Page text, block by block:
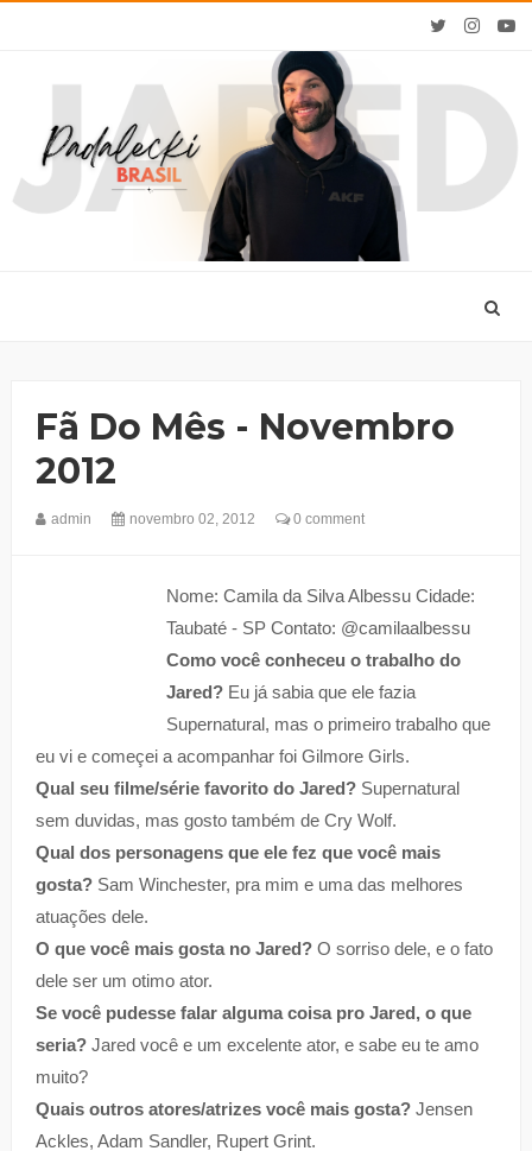
Fã Do Mês - Novembro
2012
admin novembro 02, 2012 0 comment
Nome: Camila da Silva Albessu Cidade:
Taubaté - SP Contato: @camilaalbessu
Como você conheceu o trabalho do
Jared?Eu já sabia que ele fazia
Supernatural, mas o primeiro trabalho que
eu vi e começei a acompanhar foi Gilmore Girls.
Qual seu filme/série favorito do Jared?Supernatural
sem duvidas, mas gosto também de Cry Wolf.
Qual dos personagens que ele fez que você mais
gosta?Sam Winchester, pra mim e uma das melhores
atuações dele.
O que você mais gosta no Jared?O sorriso dele, e o fato
dele ser um otimo ator.
Se você pudesse falar alguma coisa pro Jared, o que
seria?Jared você e um excelente ator, e sabe eu te amo
muito?
Quais outros atores/atrizes você mais gosta?Jensen
Ackles, Adam Sandler, Rupert Grint.